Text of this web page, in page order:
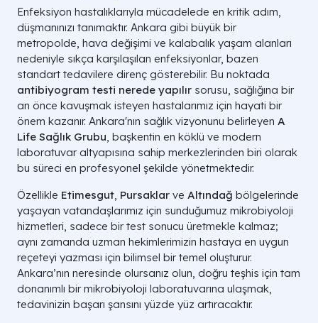
Enfeksiyon hastalıklarıyla mücadelede en kritik adım,
düşmanınızı tanımaktır. Ankara gibi büyük bir
metropolde, hava değişimi ve kalabalık yaşam alanları
nedeniyle sıkça karşılaşılan enfeksiyonlar, bazen
standart tedavilere direnç gösterebilir. Bu noktada
antibiyogram testi nerede yapılır sorusu, sağlığına bir
an önce kavuşmak isteyen hastalarımız için hayati bir
önem kazanır. Ankara'nın sağlık vizyonunu belirleyen A
Life Sağlık Grubu, başkentin en köklü ve modern
laboratuvar altyapısına sahip merkezlerinden biri olarak
bu süreci en profesyonel şekilde yönetmektedir.
Özellikle Etimesgut, Pursaklar ve Altındağ bölgelerinde
yaşayan vatandaşlarımız için sunduğumuz mikrobiyoloji
hizmetleri, sadece bir test sonucu üretmekle kalmaz;
aynı zamanda uzman hekimlerimizin hastaya en uygun
reçeteyi yazması için bilimsel bir temel oluşturur.
Ankara’nın neresinde olursanız olun, doğru teşhis için tam
donanımlı bir mikrobiyoloji laboratuvarına ulaşmak,
tedavinizin başarı şansını yüzde yüz artıracaktır.